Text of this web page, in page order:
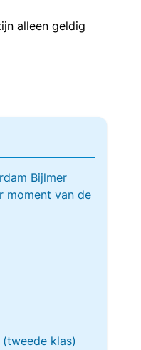
alleen geldig
Bijlmer
moment van de
(tweede klas)